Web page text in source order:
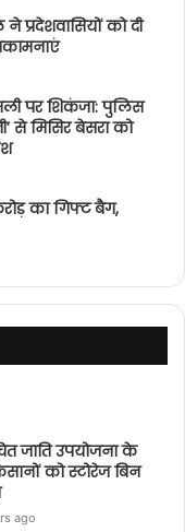
प्रदेशवासियों को दी
पर शिकंजा: पुलिस
से मिसिर बेसरा को
का गिफ्ट बैग,
जाति उपयोजना के
को स्टोरेज बिन
ago